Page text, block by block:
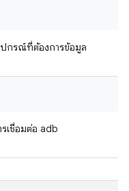
กรณ์ที่ต้องการข้อมูล
เชื่อมต่อ adb